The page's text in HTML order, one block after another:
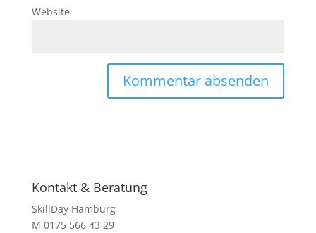
Website
Kontakt & Beratung
SkillDay Hamburg
M 0175 566 43 29